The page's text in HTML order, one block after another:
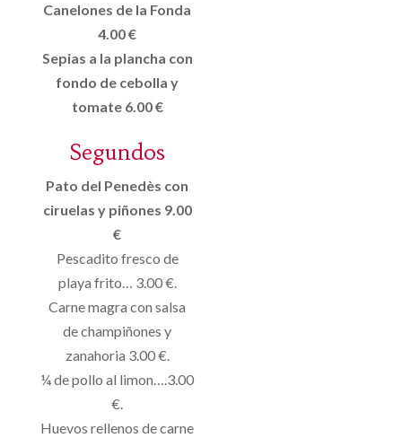
Canelones de la Fonda
4.00 €
Sepias a la plancha con
fondo de cebolla y
tomate 6.00 €
Segundos
Pato del Penedès con
ciruelas y piñones 9.00
€
Pescadito fresco de
playa frito… 3.00 €.
Carne magra con salsa
de champiñones y
zanahoria 3.00 €.
¼ de pollo al limon….3.00
€.
Huevos rellenos de carne